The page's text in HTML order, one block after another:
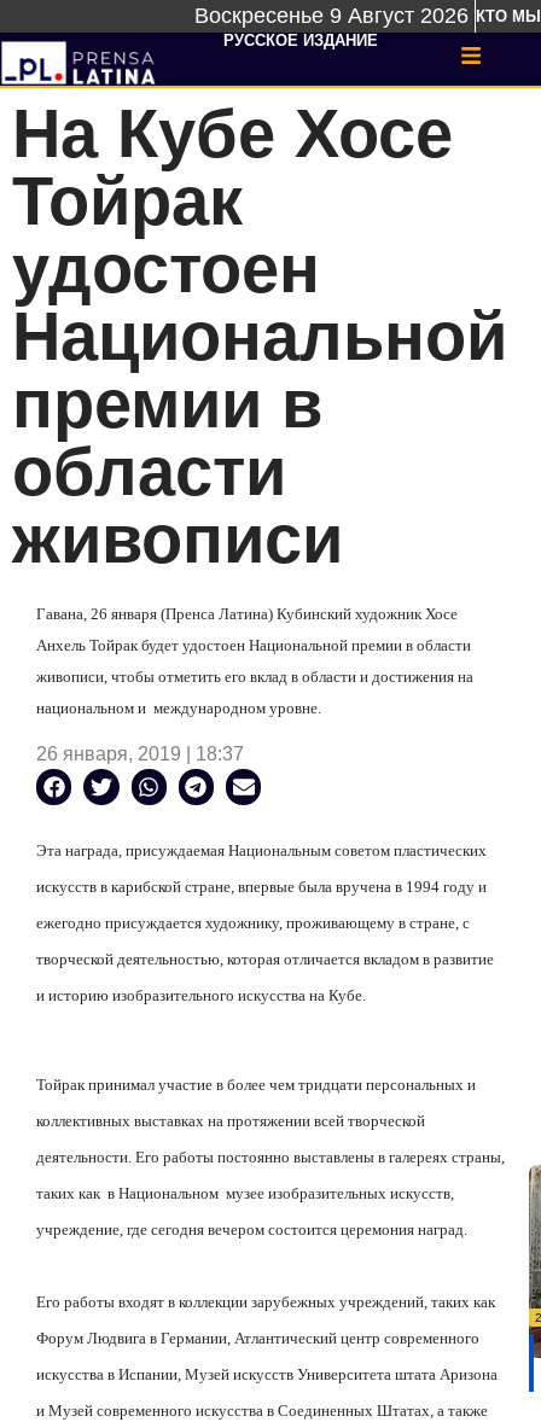
Воскресенье 9 Август 2026 КТО МЫ
РУССКОЕ ИЗДАНИЕ
На Кубе Хосе
Тойрак
удостоен
Национальной
премии в
области
живописи
Гавана, 26 января (Пренса Латина) Кубинский художник Хосе
Анхель Тойрак будет удостоен Национальной премии в области
живописи, чтобы отметить его вклад в области и достижения на
национальном и международном уровне.
26 января, 2019 | 18:37
Эта награда, присуждаемая Национальным советом пластических
искусств в карибской стране, впервые была вручена в 1994 году и
ежегодно присуждается художнику, проживающему в стране, с
творческой деятельностью, которая отличается вкладом в развитие
и историю изобразительного искусства на Кубе.
Тойрак принимал участие в более чем тридцати персональных и
коллективных выставках на протяжении всей творческой
деятельности. Его работы постоянно выставлены в галереях страны,
таких как в Национальном музее изобразительных искусств,
учреждение, где сегодня вечером состоится церемония наград.
Его работы входят в коллекции зарубежных учреждений, таких как
Форум Людвига в Германии, Атлантический центр современного
искусства в Испании, Музей искусств Университета штата Аризона
и Музей современного искусства в Соединенных Штатах, а также